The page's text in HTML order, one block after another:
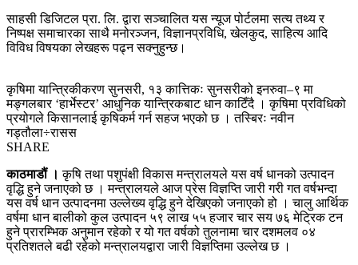
साहसी डिजिटल प्रा. लि. द्वारा सञ्चालित यस न्यूज पोर्टलमा सत्य तथ्य र
निष्पक्ष समाचारका साथै मनोरञ्जन, विज्ञानप्रविधि, खेलकुद, साहित्य आदि
विविध विषयका लेखहरू पढ्न सक्नुहुन्छ।
कृषिमा यान्त्रिकीकरण सुनसरी, १३ कात्तिकः सुनसरीको इनरुवा–९ मा
मङ्गलबार ‘हार्भेस्टर’ आधुनिक यान्त्रिकबाट धान काटिँदै । कृषिमा प्रविधिको
प्रयोगले किसानलाई कृषिकर्म गर्न सहज भएको छ । तस्बिरः नवीन
गड्तौला÷रासस
SHARE
काठमाडौं ।कृषि तथा पशुपंक्षी विकास मन्त्रालयले यस वर्ष धानको उत्पादन
वृद्धि हुने जनाएको छ । मन्त्रालयले आज प्रेस विज्ञप्ति जारी गरी गत वर्षभन्दा
यस वर्ष धान उत्पादनमा उल्लेख्य वृद्धि हुने देखिएको जनाएको हो । चालु आर्थिक
वर्षमा धान बालीको कुल उत्पादन ५९ लाख ५५ हजार चार सय ७६ मेट्रिक टन
हुने प्रारम्भिक अनुमान रहेको र यो गत वर्षको तुलनामा चार दशमलव ०४
प्रतिशतले बढी रहेको मन्त्रालयद्वारा जारी विज्ञप्तिमा उल्लेख छ ।